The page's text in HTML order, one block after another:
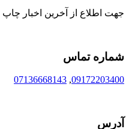
جهت اطلاع از آخرین اخبار
شماره تماس
09172203400
,
07136668143
آدرس